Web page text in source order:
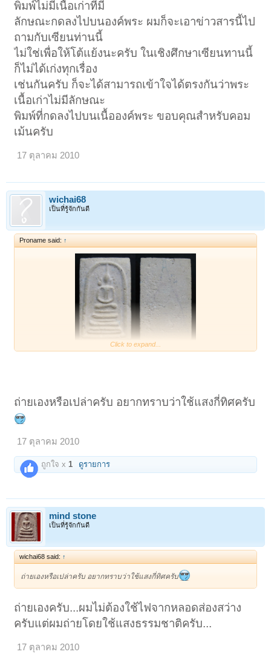
พิมพ์ไม่มีเนื้อเก่าที่มี
ลักษณะกดลงไปบนองค์พระ ผมก็จะเอาข่าวสารนี้ไป
ถามกับเซียนท่านนี้
ไม่ใช่เพื่อให้โต้แย้งนะครับ ในเชิงศึกษาเซียนทานนี้
ก็ไม่ได้เก่งทุกเรื่อง
เช่นกันครับ ก็จะได้สามารถเข้าใจได้ตรงกันว่าพระ
เนื้อเก่าไม่มีลักษณะ
พิมพ์ที่กดลงไปบนเนื้อองค์พระ ขอบคุณสำหรับคอม
เม้นครับ
17 ตุลาคม 2010
wichai68
เป็นที่รู้จักกันดี
Proname said: ↑
Click to expand...
ถ่ายเองหรือเปล่าครับ อยากทราบว่าใช้แสงกี่ทิศครับ
17 ตุลาคม 2010
ถูกใจ x 1 ดูรายการ
mind stone
เป็นที่รู้จักกันดี
wichai68 said: ↑
ถ่ายเองหรือเปล่าครับ อยากทราบว่าใช้แสงกี่ทิศครับ
ถ่ายเองครับ...ผมไม่ต้องใช้ไฟจากหลอดส่องสว่าง
ครับแต่ผมถ่ายโดยใช้แสงธรรมชาติครับ...
17 ตุลาคม 2010